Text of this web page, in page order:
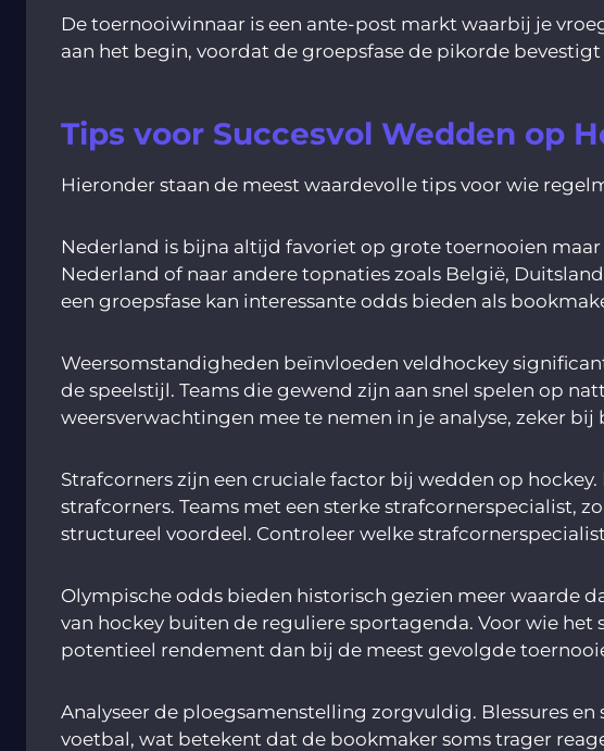
De toernooiwinnaar is een ante-post markt waarbij je
aan het begin, voordat de groepsfase de pikorde
Tips voor Succesvol Wedden op
Hieronder staan de meest waardevolle tips voor wie
Nederland is bijna altijd favoriet op grote toernooien
Nederland of naar andere topnaties zoals België,
een groepsfase kan interessante odds bieden als
Weersomstandigheden beïnvloeden veldhockey
de speelstijl. Teams die gewend zijn aan snel spelen op
weersverwachtingen mee te nemen in je analyse, zeker
Strafcorners zijn een cruciale factor bij wedden op
strafcorners. Teams met een sterke strafcornerspecialist,
structureel voordeel. Controleer welke
Olympische odds bieden historisch gezien meer waarde
van hockey buiten de reguliere sportagenda. Voor wie
potentieel rendement dan bij de meest gevolgde
Analyseer de ploegsamenstelling zorgvuldig. Blessures
voetbal, wat betekent dat de bookmaker soms trager